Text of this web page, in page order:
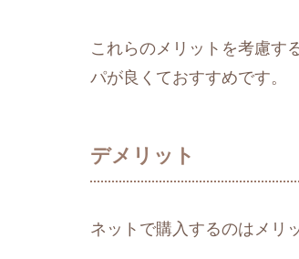
これらのメリットを考慮す
パが良くておすすめです。
デメリット
ネットで購入するのはメリ